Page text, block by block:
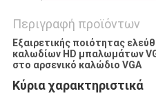
Περιγραφή προϊόντων
Εξαιρετικής ποιότητας
καλωδίων HD μπαλωμάτων
στο αρσενικό καλώδιο VGA
Κύρια χαρακτηριστικά